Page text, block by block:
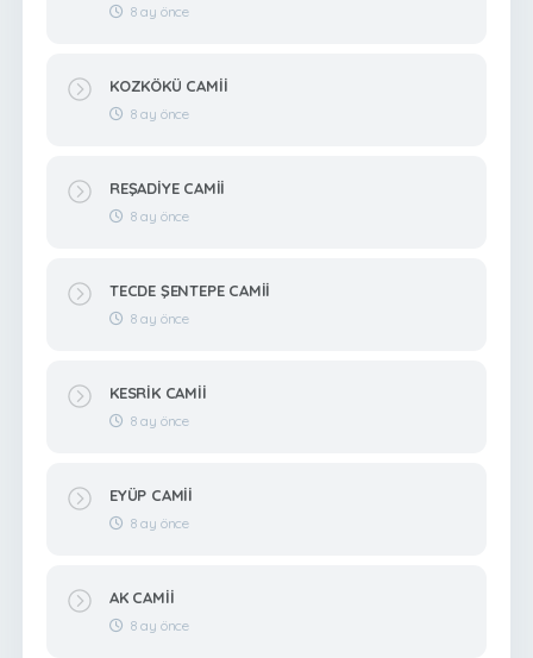
8 ay önce
KOZKÖKÜ CAMİİ
8 ay önce
REŞADİYE CAMİİ
8 ay önce
TECDE ŞENTEPE CAMİİ
8 ay önce
KESRİK CAMİİ
8 ay önce
EYÜP CAMİİ
8 ay önce
AK CAMİİ
8 ay önce